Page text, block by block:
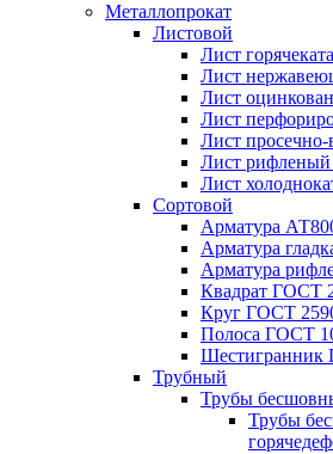
Металлопрокат
Листовой
Лист
Лист
Лист
Лист
Лист
Лист
Лист
Сортовой
Арматура
Арматура
Арматура
Квадрат ГОСТ
Круг ГОСТ
Полоса ГОСТ
Шестигранник
Трубный
Трубы
Трубы